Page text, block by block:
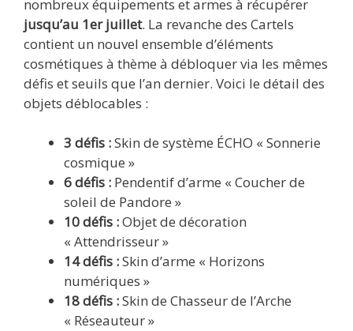
nombreux équipements et armes à récupérer
jusqu’au 1er juillet. La revanche des Cartels
contient un nouvel ensemble d’éléments
cosmétiques à thème à débloquer via les mêmes
défis et seuils que l’an dernier. Voici le détail des
objets déblocables :
3 défis :Skin de système ÉCHO « Sonnerie
cosmique »
6 défis : Pendentif d’arme « Coucher de
soleil de Pandore »
10 défis :Objet de décoration
« Attendrisseur »
14 défis :Skin d’arme « Horizons
numériques »
18 défis :Skin de Chasseur de l’Arche
« Réseauteur »